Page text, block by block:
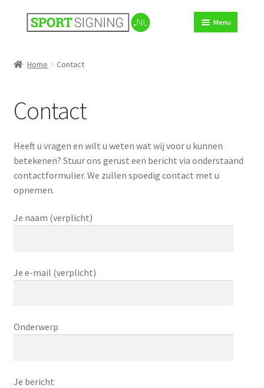
Ga
door
navigatie
Ga
direct
de
Menu
Montage nodig?
Ontwerp nodig?
Advies nodig?
Home Contact
Contact
Heeft u vragen en wilt u weten wat wij voor u kunnen
betekenen? Stuur ons gerust een bericht via onderstaand
contactformulier. We zullen spoedig contact met u
opnemen.
Je naam (verplicht)
Je e-mail (verplicht)
Onderwerp
Je bericht